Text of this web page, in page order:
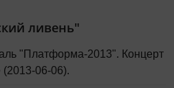
ливень"
"Платформа-2013". Концерт
(2013-06-06).